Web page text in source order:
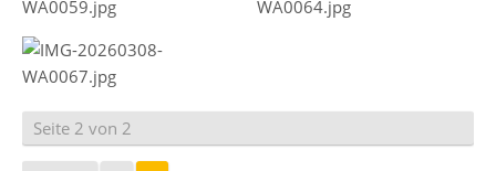
Seite 2 von 2